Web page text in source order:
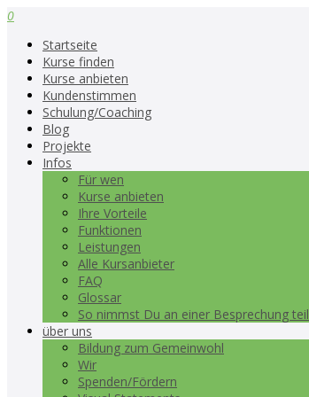
0
Startseite
Kurse finden
Kurse anbieten
Kundenstimmen
Schulung/Coaching
Blog
Projekte
Infos
Für wen
Kurse anbieten
Ihre Vorteile
Funktionen
Leistungen
Alle Kursanbieter
FAQ
Glossar
So nimmst Du an einer Besprechung teil
über uns
Bildung zum Gemeinwohl
Wir
Spenden/Fördern